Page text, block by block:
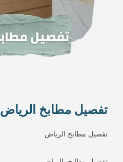
تفصيل مطابخ الرياض
تفصيل مطابخ الرياض